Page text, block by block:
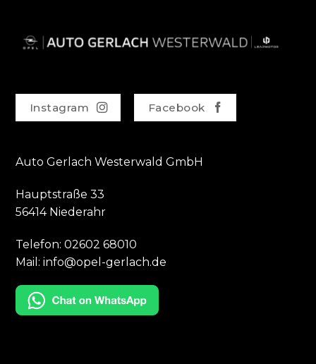
Instagram Facebook
Auto Gerlach Westerwald GmbH
Hauptstraße 33
56414 Niederahr
Telefon:02602 68010
Mail: info@opel-gerlach.de